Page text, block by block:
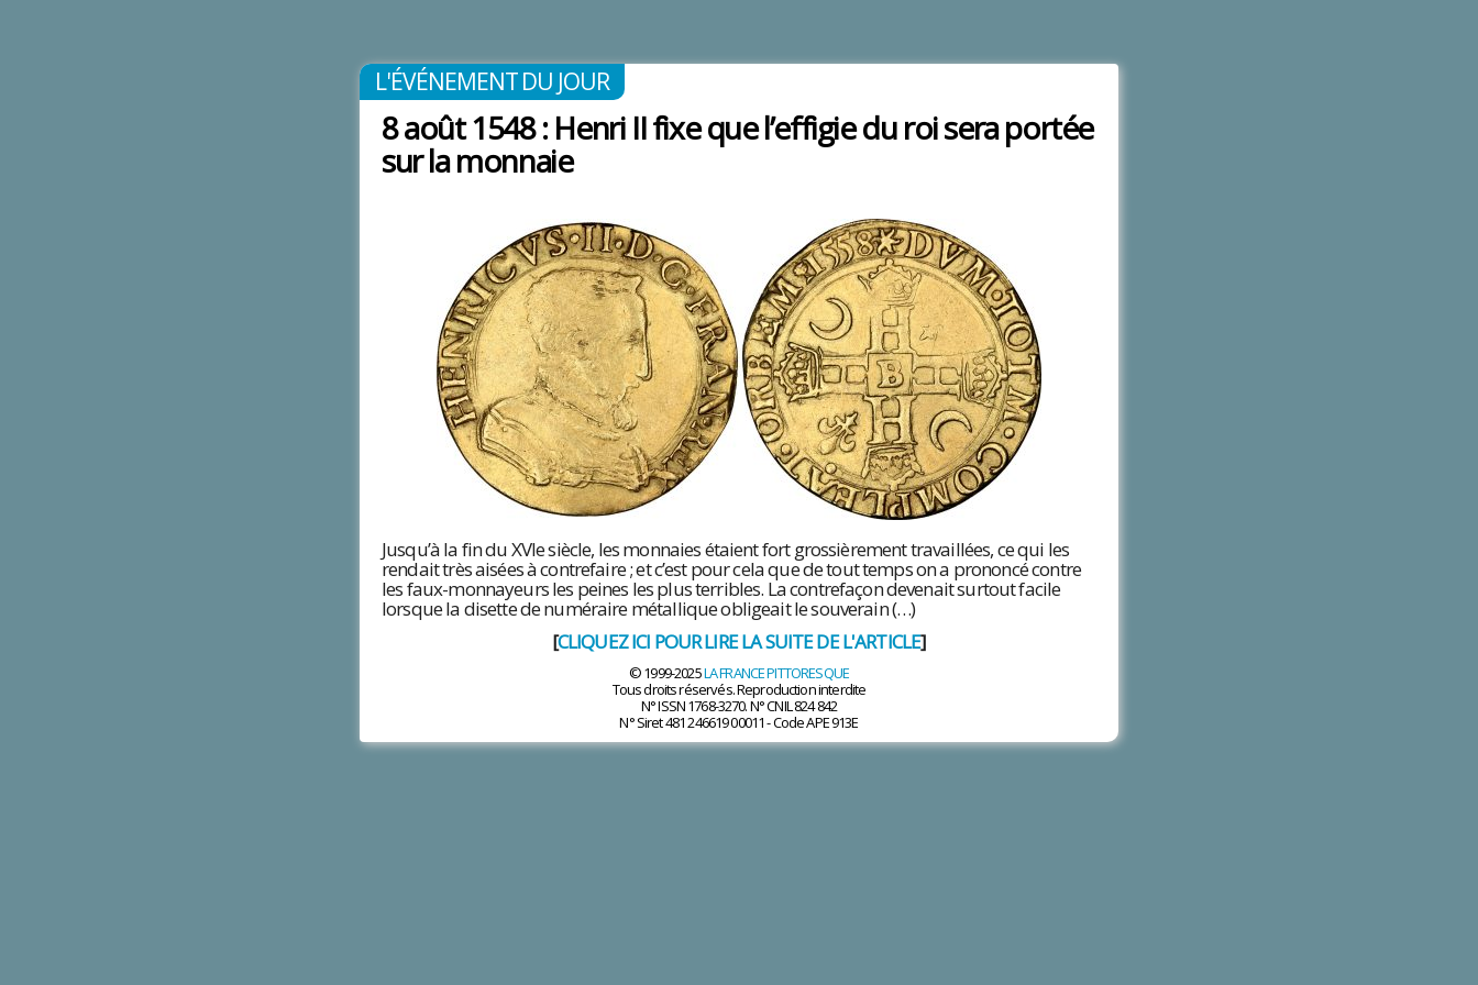
L'ÉVÉNEMENT DU JOUR
8 août 1548 : Henri II fixe que l’effigie du roi sera portée
sur la monnaie
Jusqu’à la fin du XVIe siècle, les monnaies étaient fort grossièrement travaillées, ce qui les
rendait très aisées à contrefaire ; et c’est pour cela que de tout temps on a prononcé contre
les faux-monnayeurs les peines les plus terribles. La contrefaçon devenait surtout facile
lorsque la disette de numéraire métallique obligeait le souverain (…)
[CLIQUEZ ICI POUR LIRE LA SUITE DE L'ARTICLE]
© 1999-2025LA FRANCE PITTORESQUE
Tous droits réservés. Reproduction interdite
N° ISSN 1768-3270. N° CNIL 824 842
N° Siret 481 246619 00011 - Code APE 913E